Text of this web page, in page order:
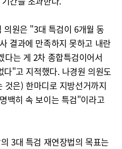
의원은 "3대 특검이 6개월 동
결과에 만족하지 못하고 내란
다는 게 2차 종합특검이어서
다"고 지적했다. 나경원 의원도
은) 한마디로 지방선거까지
백히 속 보이는 특검"이라고
3대 특검 재연장법의 목표는